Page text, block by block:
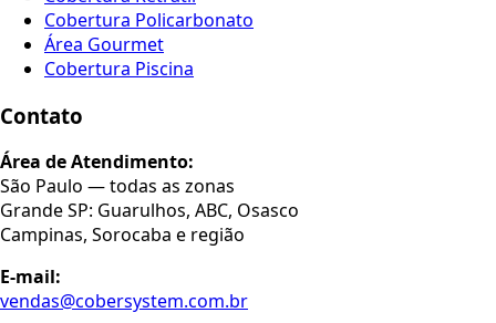
Cobertura Policarbonato
Área Gourmet
Cobertura Piscina
Contato
Área de Atendimento:
São Paulo — todas as zonas
Grande SP: Guarulhos, ABC, Osasco
Campinas, Sorocaba e região
E-mail:
vendas@cobersystem.com.br